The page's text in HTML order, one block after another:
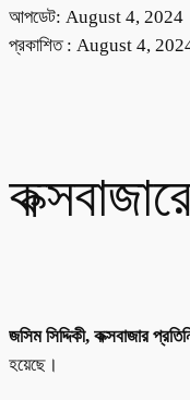
আপডেট: August 4, 2024
প্রকাশিত : August 4,
জসিম সিদ্দিকী, কক্সবাজার
হয়েছে।